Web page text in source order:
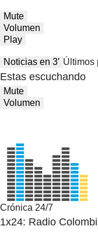
Mute
Volumen
Play
Noticias en 3′ Últimos
Estas escuchando
Mute
Volumen
Crónica 24/7
1x24: Radio